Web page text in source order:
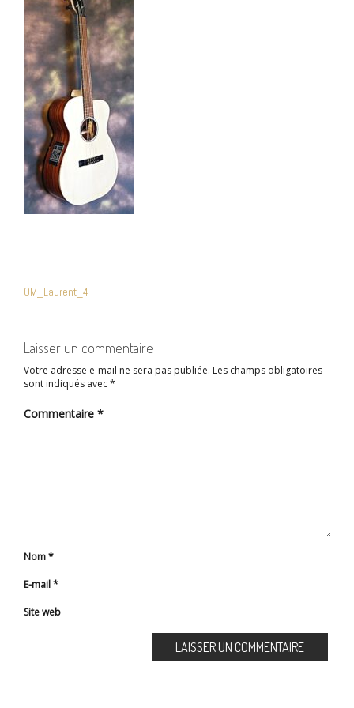
DE
OM_Laurent_4
Laisser un commentaire
Votre adresse e-mail ne sera pas publiée. Les champs obligatoires
sont indiqués avec*
Commentaire *
Nom*
E-mail*
Site web